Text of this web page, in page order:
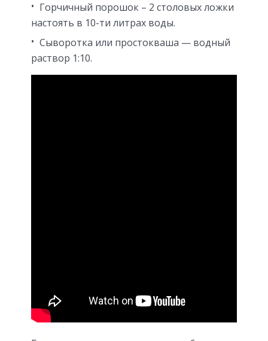
Горчичный порошок – 2 столовых ложки
настоять в 10-ти литрах воды.
Сыворотка или простокваша — водный
раствор 1:10.